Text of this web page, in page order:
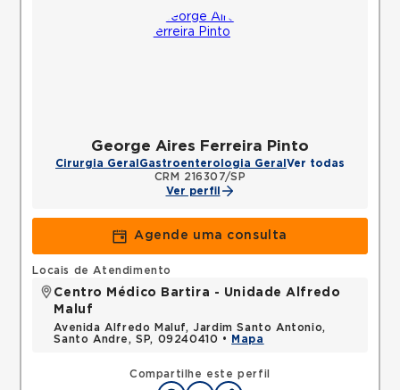
George Aires Ferreira Pinto
Cirurgia Geral Gastroenterologia Geral Ver todas
CRM 216307/SP
Ver perfil
Agende uma consulta
Compartilhe este perfil
Locais de Atendimento
Centro Médico Bartira - Unidade Alfredo
Maluf
Avenida Alfredo Maluf, Jardim Santo Antonio,
Santo Andre, SP, 09240410 •
Mapa